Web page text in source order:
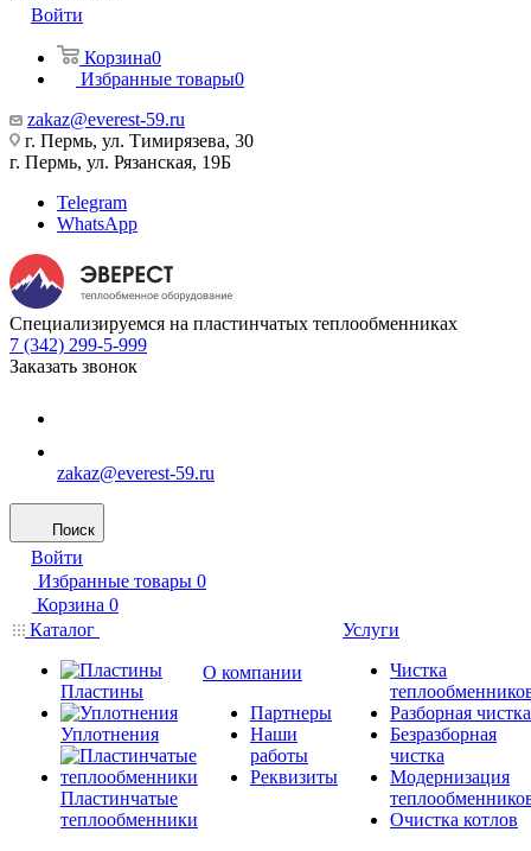
Войти
Корзина0
Избранные товары0
zakaz@everest-59.ru
г. Пермь, ул. Тимирязева, 30
г. Пермь, ул. Рязанская, 19Б
Telegram
WhatsApp
Специализируемся на пластинчатых теплообменниках
7 (342) 299-5-999
Заказать звонок
zakaz@everest-59.ru
Поиск
Войти
Избранные товары 0
Корзина 0
Каталог
Пластины
Уплотнения
Пластинчатые
теплообменники
О компании
Партнеры
Наши
работы
Реквизиты
Услуги
Чистка
Разборная чистка
Безразборная
чистка
Модернизация
Очистка котлов